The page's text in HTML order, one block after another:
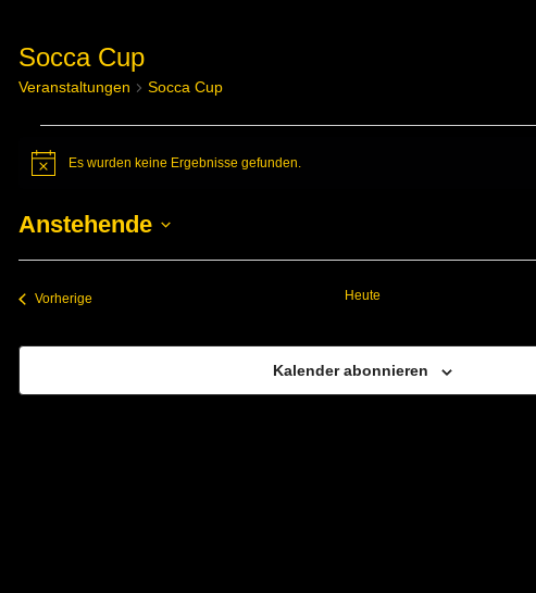
Socca Cup
Veranstaltungen Socca Cup
Veranstaltungen
HinweisEs wurden keine Ergebnisse gefunden.
Anstehende
Datum
wählen.
VorherigeVeranstaltungen Heute
Kalender abonnieren